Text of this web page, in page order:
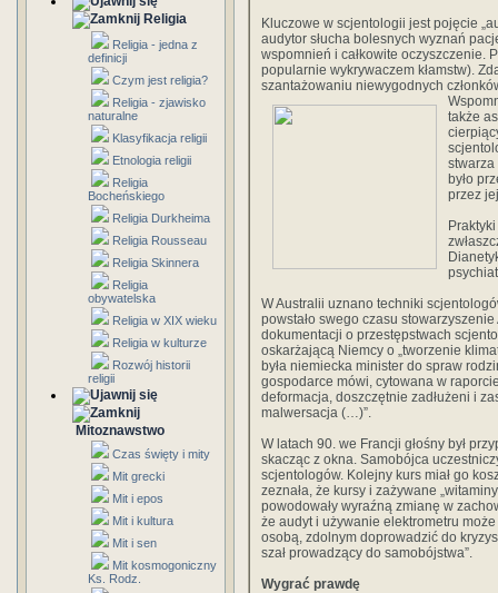
Religia
Religia - jedna z
definicji
Czym jest religia?
Religia - zjawisko
naturalne
Klasyfikacja religii
Etnologia religii
Religia
Bocheńskiego
Religia Durkheima
Religia Rousseau
Religia Skinnera
Religia
obywatelska
Religia w XIX wieku
Religia w kulturze
Rozwój historii
religii
Mitoznawstwo
Czas święty i mity
Mit grecki
Mit i epos
Mit i kultura
Mit i sen
Mit kosmogoniczny
Ks. Rodz.
Kluczowe w scjentologii jest pojęcie
audytor słucha bolesnych wyznań
wspomnień i całkowite oczyszczenie.
popularnie wykrywaczem kłamstw).
szantażowaniu niewygodnych
także
było
przez
W Australii uznano techniki
powstało swego czasu
dokumentacji o przestępstwach
oskarżającą Niemcy o „tworzenie
była niemiecka minister do spraw
gospodarce mówi, cytowana w
deformacja, doszczętnie zadłużeni i
malwersacja (…)”.
W latach 90. we Francji głośny był
skacząc z okna. Samobójca
scjentologów. Kolejny kurs miał go
zeznała, że kursy i zażywane
powodowały wyraźną zmianę w
że audyt i używanie elektrometru
osobą, zdolnym doprowadzić do
szał prowadzący do samobójstwa”.
Wygrać prawdę